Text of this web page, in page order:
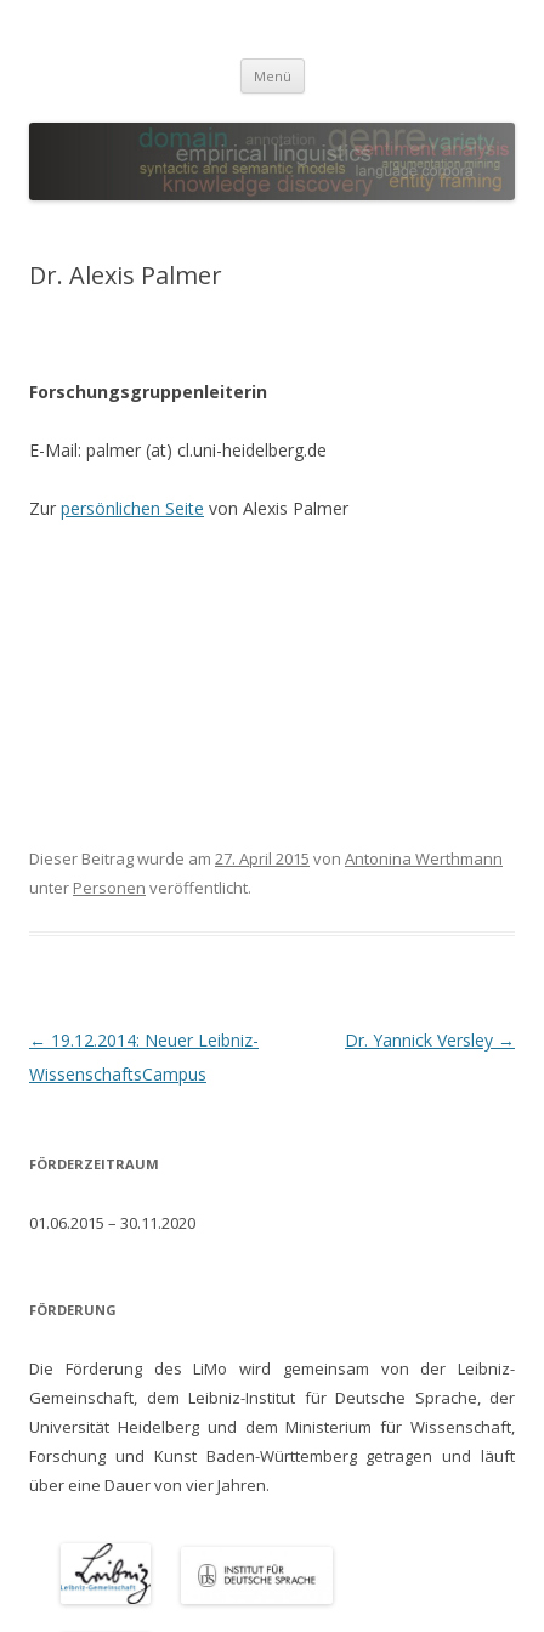
Menü Zum
springen
Dr. Alexis Palmer
Forschungsgruppenleiterin
E-Mail: palmer (at) cl.uni-heidelberg.de
Zur persönlichen Seite von Alexis Palmer
Dieser Beitrag wurde am 27. April 2015 von Antonina Werthmann
unter Personen veröffentlicht.
Beitrags-
Navigation
← 19.12.2014: Neuer Leibniz-
WissenschaftsCampus
Dr. Yannick Versley →
FÖRDERZEITRAUM
01.06.2015 – 30.11.2020
FÖRDERUNG
Die Förderung des LiMo wird gemeinsam von der Leibniz-
Gemeinschaft, dem Leibniz-Institut für Deutsche Sprache, der
Universität Heidelberg und dem Ministerium für Wissenschaft,
Forschung und Kunst Baden-Württemberg getragen und läuft
über eine Dauer von vier Jahren.